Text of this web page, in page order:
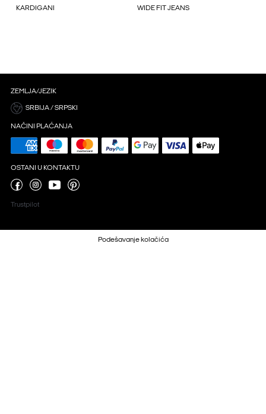
KARDIGANI WIDE FIT JEANS
ZEMLJA/JEZIK
SRBIJA / SRPSKI
NAČINI PLAĆANJA
OSTANI U KONTAKTU
Trustpilot
Podešavanje kolačića